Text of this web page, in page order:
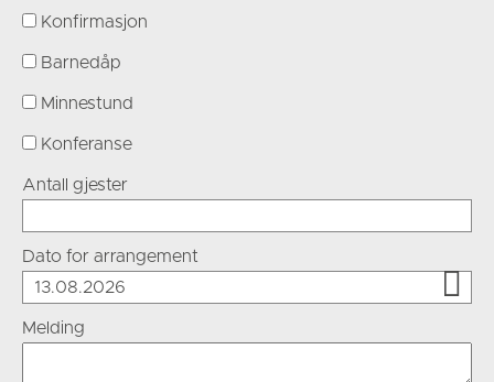
Konfirmasjon
Barnedåp
Minnestund
Konferanse
Antall gjester
Dato for arrangement

Melding